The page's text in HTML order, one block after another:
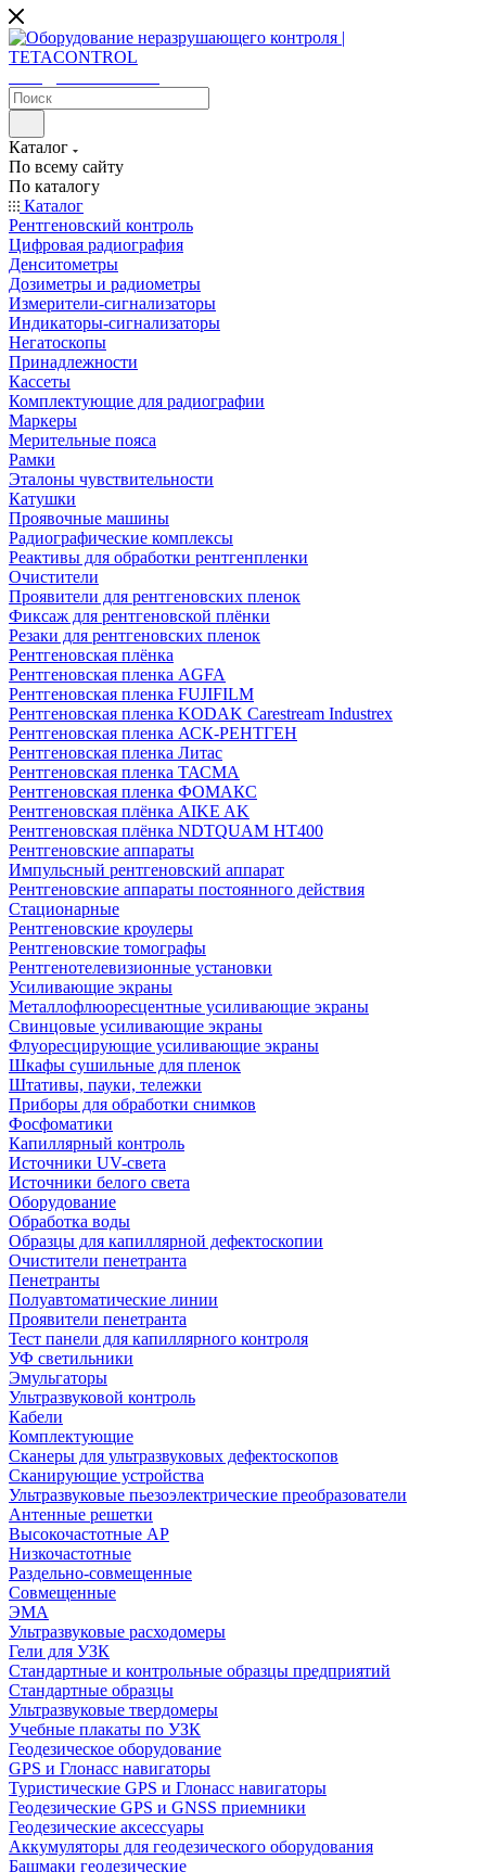
Каталог
По всему сайту
По каталогу
Каталог
Рентгеновский контроль
Цифровая радиография
Денситометры
Дозиметры и радиометры
Измерители-сигнализаторы
Индикаторы-сигнализаторы
Негатоскопы
Принадлежности
Кассеты
Комплектующие для радиографии
Маркеры
Мерительные пояса
Рамки
Эталоны чувствительности
Катушки
Проявочные машины
Радиографические комплексы
Реактивы для обработки рентгенпленки
Очистители
Проявители для рентгеновских пленок
Фиксаж для рентгеновской плёнки
Резаки для рентгеновских пленок
Рентгеновская плёнка
Рентгеновская пленка AGFA
Рентгеновская пленка FUJIFILM
Рентгеновская пленка KODAK Carestream Industrex
Рентгеновская пленка АСК-РЕНТГЕН
Рентгеновская пленка Литас
Рентгеновская пленка ТАСМА
Рентгеновская пленка ФОМАКС
Рентгеновская плёнка AIKE AK
Рентгеновская плёнка NDTQUAM HT400
Рентгеновские аппараты
Импульсный рентгеновский аппарат
Рентгеновские аппараты постоянного действия
Стационарные
Рентгеновские кроулеры
Рентгеновские томографы
Рентгенотелевизионные установки
Усиливающие экраны
Металлофлюоресцентные усиливающие экраны
Свинцовые усиливающие экраны
Флуоресцирующие усиливающие экраны
Шкафы сушильные для пленок
Штативы, пауки, тележки
Приборы для обработки снимков
Фосфоматики
Капиллярный контроль
Источники UV-света
Источники белого света
Оборудование
Обработка воды
Образцы для капиллярной дефектоскопии
Очистители пенетранта
Пенетранты
Полуавтоматические линии
Проявители пенетранта
Тест панели для капиллярного контроля
УФ светильники
Эмульгаторы
Ультразвуковой контроль
Кабели
Комплектующие
Сканеры для ультразвуковых дефектоскопов
Сканирующие устройства
Ультразвуковые пьезоэлектрические преобразователи
Антенные решетки
Высокочастотные АР
Низкочастотные
Раздельно-совмещенные
Совмещенные
ЭМА
Ультразвуковые расходомеры
Гели для УЗК
Стандартные и контрольные образцы предприятий
Стандартные образцы
Ультразвуковые твердомеры
Учебные плакаты по УЗК
Геодезическое оборудование
GPS и Глонасс навигаторы
Туристические GPS и Глонасс навигаторы
Геодезические GPS и GNSS приемники
Геодезические аксессуары
Аккумуляторы для геодезического оборудования
Башмаки геодезические